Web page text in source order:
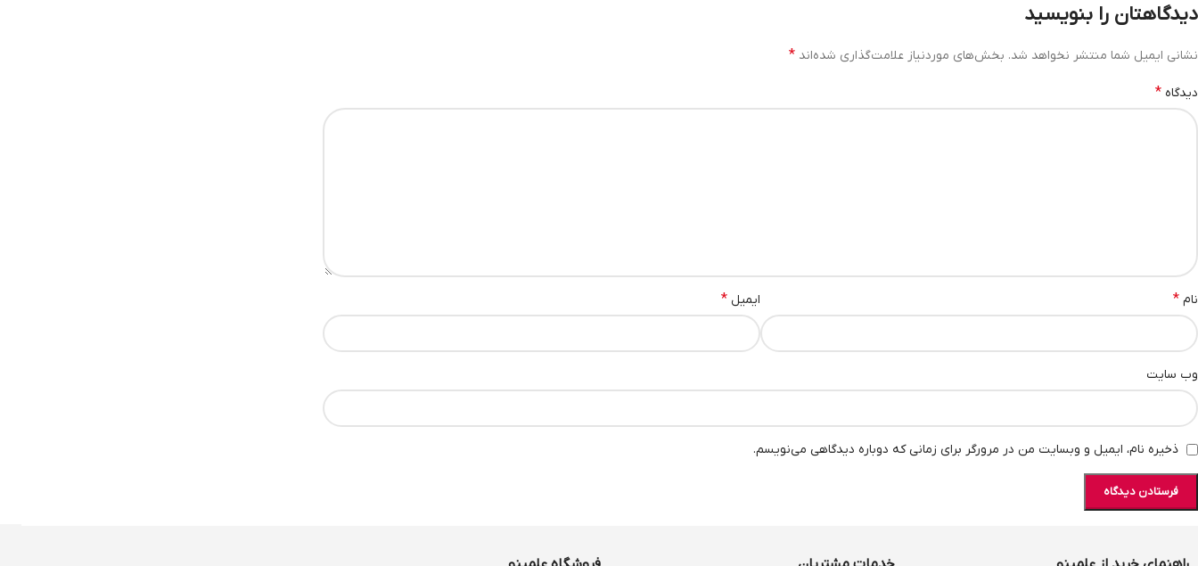
دیدگاهتان را بنویسید
نشانی ایمیل شما منتشر نخواهد شد. بخش‌های موردنیاز علامت‌گذاری شده‌اند *
دیدگاه *
نام * ایمیل*
وب‌ سایت
ذخیره نام، ایمیل و وبسایت من در مرورگر برای زمانی که دوباره دیدگاهی می‌نویسم.